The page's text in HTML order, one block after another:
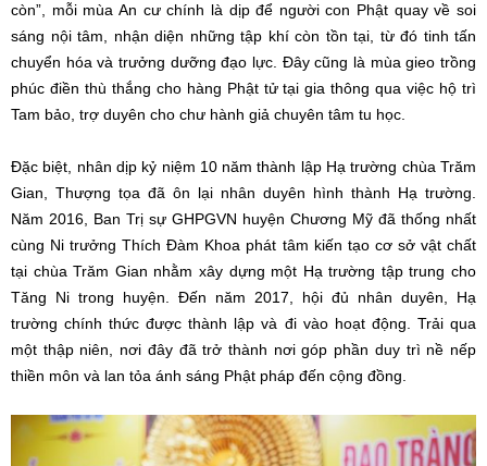
còn”, mỗi mùa An cư chính là dịp để người con Phật quay về soi
sáng nội tâm, nhận diện những tập khí còn tồn tại, từ đó tinh tấn
chuyển hóa và trưởng dưỡng đạo lực. Đây cũng là mùa gieo trồng
phúc điền thù thắng cho hàng Phật tử tại gia thông qua việc hộ trì
Tam bảo, trợ duyên cho chư hành giả chuyên tâm tu học.
Đặc biệt, nhân dịp kỷ niệm 10 năm thành lập Hạ trường chùa Trăm
Gian, Thượng tọa đã ôn lại nhân duyên hình thành Hạ trường.
Năm 2016, Ban Trị sự GHPGVN huyện Chương Mỹ đã thống nhất
cùng Ni trưởng Thích Đàm Khoa phát tâm kiến tạo cơ sở vật chất
tại chùa Trăm Gian nhằm xây dựng một Hạ trường tập trung cho
Tăng Ni trong huyện. Đến năm 2017, hội đủ nhân duyên, Hạ
trường chính thức được thành lập và đi vào hoạt động. Trải qua
một thập niên, nơi đây đã trở thành nơi góp phần duy trì nề nếp
thiền môn và lan tỏa ánh sáng Phật pháp đến cộng đồng.